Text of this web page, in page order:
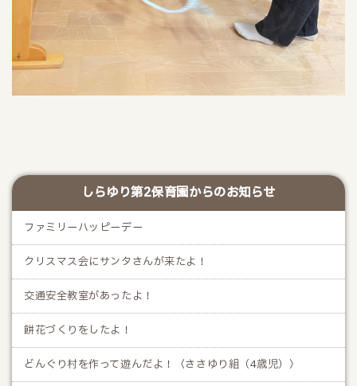
しらゆり第2保育園からのお知らせ
ファミリーハッピーデー
クリスマス会にサンタさんが来たよ！
交通安全教室があったよ！
餅花づくりをしたよ！
どんぐり村を作って遊んだよ！〈ささゆり組（4歳児）〉